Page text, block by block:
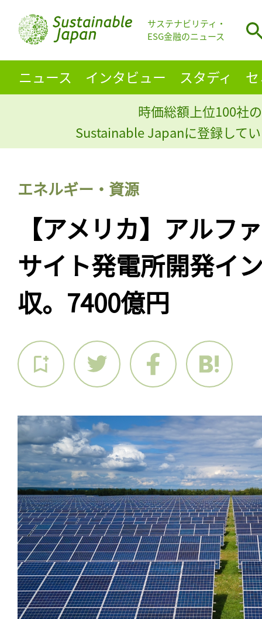
サステナビリティ・
ESG金融のニュース
ニュース インタビュー スタディ
時価総額上位100社
Sustainable Japanに登録して
エネルギー・資源
【アメリカ】アルフ
サイト発電所開発イ
収。7400億円